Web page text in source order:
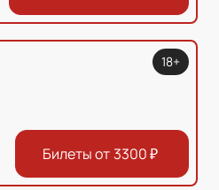
18+
Билеты от 3300₽